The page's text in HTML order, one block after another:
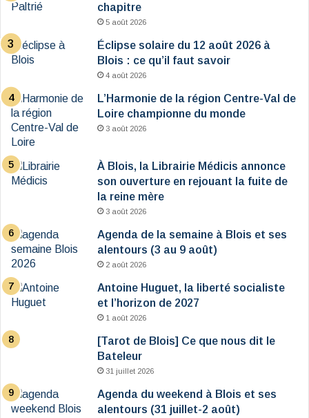
chapitre
5 août 2026
Éclipse solaire du 12 août 2026 à
Blois : ce qu’il faut savoir
4 août 2026
L’Harmonie de la région Centre-Val de
Loire championne du monde
3 août 2026
À Blois, la Librairie Médicis annonce
son ouverture en rejouant la fuite de
la reine mère
3 août 2026
Agenda de la semaine à Blois et ses
alentours (3 au 9 août)
2 août 2026
Antoine Huguet, la liberté socialiste
et l’horizon de 2027
1 août 2026
[Tarot de Blois] Ce que nous dit le
Bateleur
31 juillet 2026
Agenda du weekend à Blois et ses
alentours (31 juillet-2 août)